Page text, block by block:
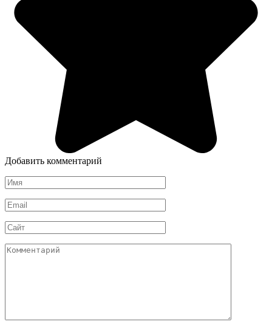
Добавить комментарий
Имя
*
Email
*
Сайт
Комментарий